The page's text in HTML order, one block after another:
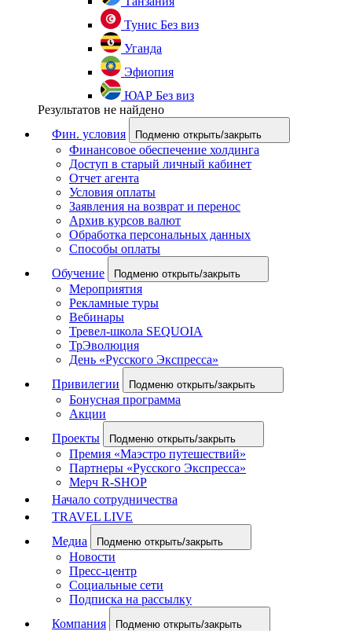
Тунис Без виз
Уганда
Эфиопия
ЮАР Без виз
Результатов не найдено
Фин. условия
Подменю открыть/закрыть
Финансовое обеспечение холдинга
Доступ в старый личный кабинет
Отчет агента
Условия оплаты
Заявления на возврат и перенос
Архив курсов валют
Обработка персональных данных
Способы оплаты
Обучение
Подменю открыть/закрыть
Мероприятия
Рекламные туры
Вебинары
Тревел-школа SEQUOIA
ТрЭволюция
День «Русского Экспресса»
Привилегии
Подменю открыть/закрыть
Бонусная программа
Акции
Проекты
Подменю открыть/закрыть
Премия «Маэстро путешествий»
Партнеры «Русского Экспресса»
Мерч R-SHOP
Начало сотрудничества
TRAVEL LIVE
Медиа
Подменю открыть/закрыть
Новости
Пресс-центр
Социальные сети
Подписка на рассылку
Компания
Подменю открыть/закрыть